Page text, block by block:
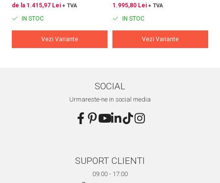
de la 1.415,97 Lei + TVA
IN STOC
Vezi Variante
1.995,80 Lei + TVA
IN STOC
Vezi Variante
SOCIAL
Urmareste-ne in social media
SUPORT CLIENTI
09:00 - 17:00